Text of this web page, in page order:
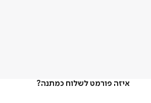
איזה פורמט לשלוח כמתנה?